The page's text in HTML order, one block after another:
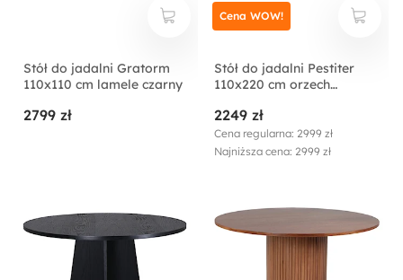
Stół do jadalni Gratorm
110x110 cm lamele czarny
2799 zł
Stół do jadalni Pestiter
110x220 cm orzech
2249 zł
Cena regularna: 2999 zł
Najniższa cena: 2999 zł
Cena WOW!